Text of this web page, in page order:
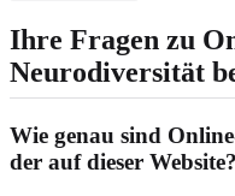
Ihre Fragen zu
Neurodiversität
Wie genau sind
der auf dieser Website?